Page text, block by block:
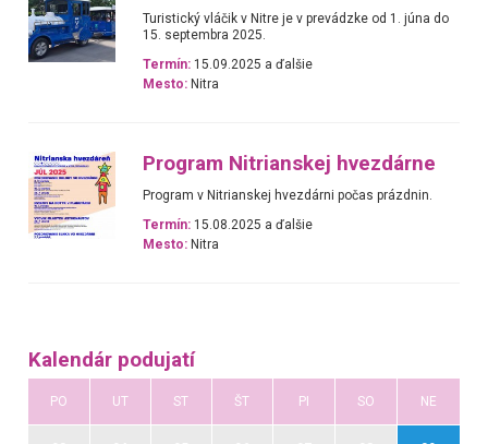
Turistický vláčik v Nitre je v prevádzke od 1. júna do
15. septembra 2025.
Termín: 15.09.2025 a ďalšie
Mesto: Nitra
Program Nitrianskej hvezdárne
Program v Nitrianskej hvezdárni počas prázdnin.
Termín: 15.08.2025 a ďalšie
Mesto: Nitra
Kalendár podujatí
PO UT ST ŠT PI SO NE